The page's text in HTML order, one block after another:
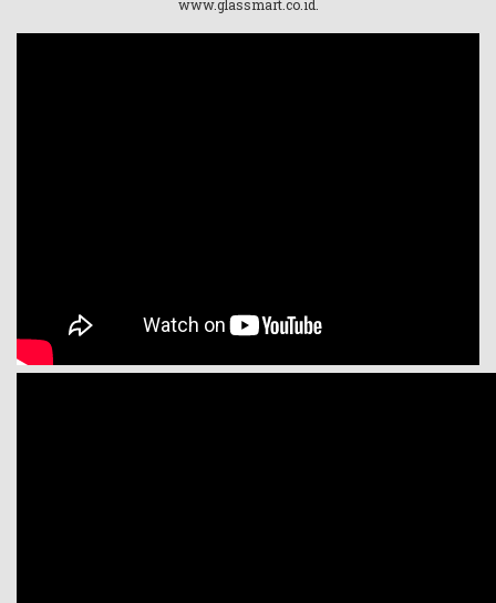
www.glassmart.co.id.